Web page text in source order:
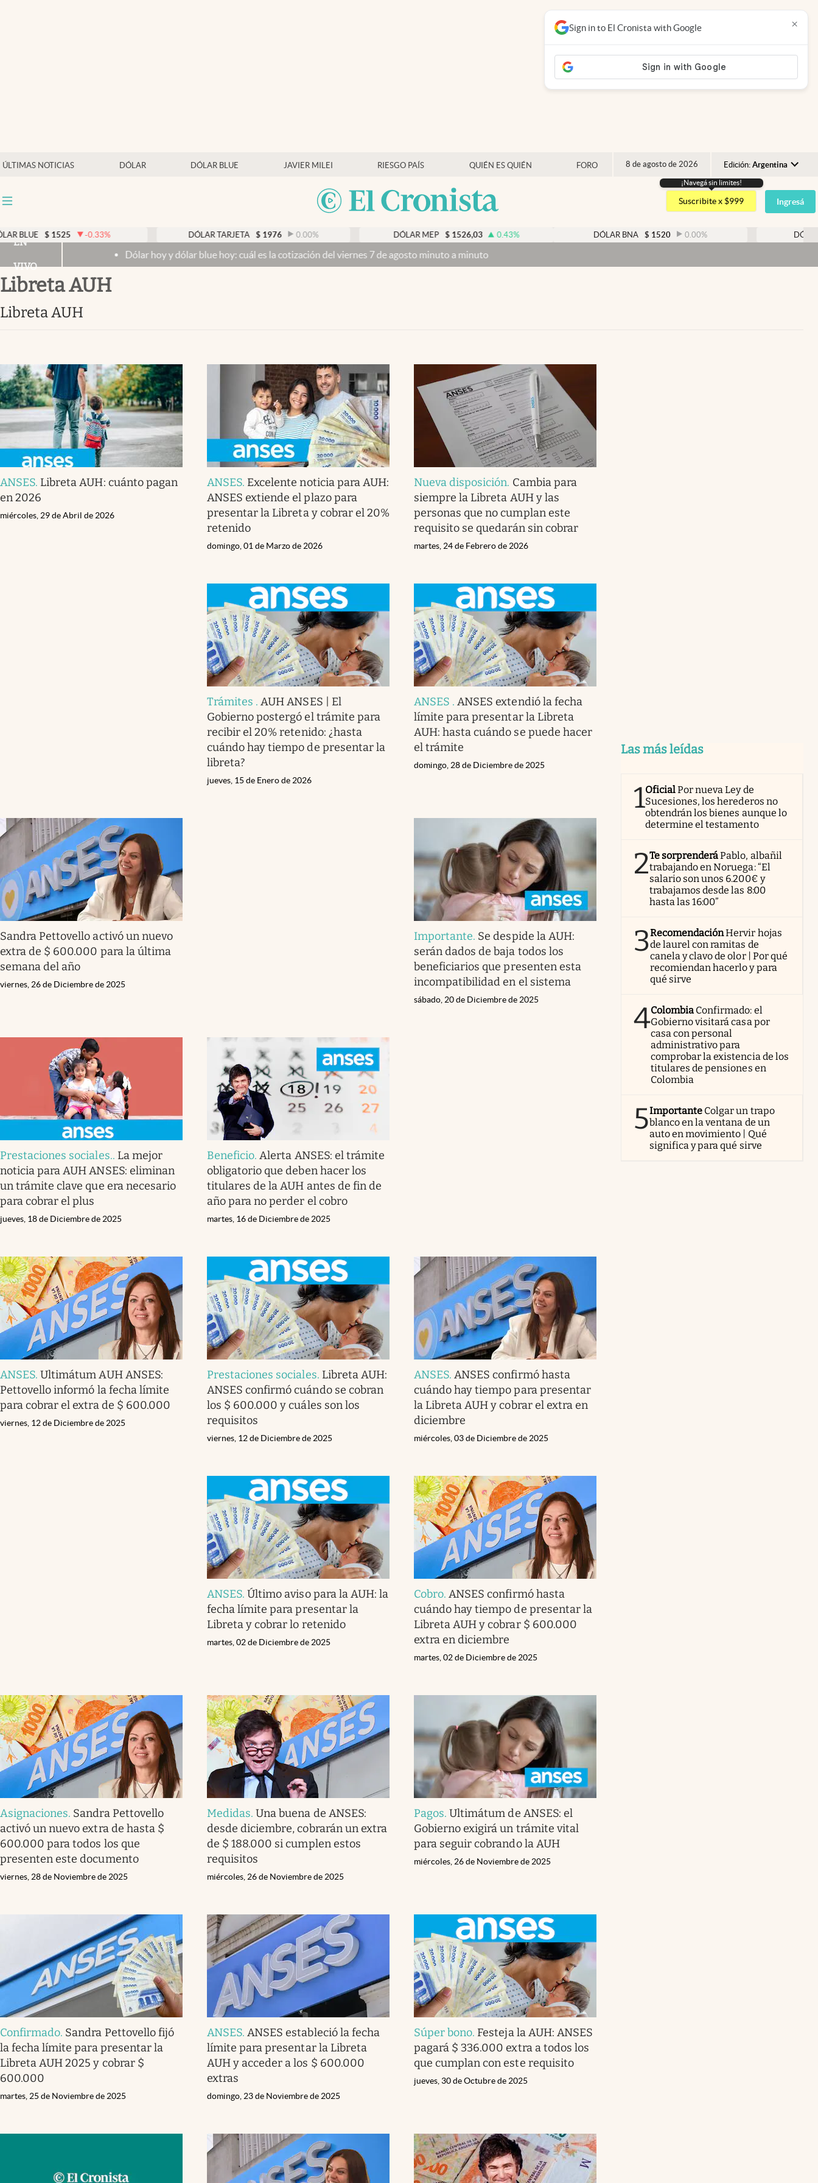
ÚLTIMAS NOTICIAS DÓLAR DÓLAR BLUE JAVIER MILEI RIESGO PAÍS QUIÉN ES QUIÉN FORO 8 de agosto de 2026 Edición: Argentina
Argentina
España
USA
Mercados Online
Otras secciones
Infotechnology
Eventos Corporativos
El Cronista Studio
abre en nueva pestaña
¡Navegá sin limites!
Suscribite x $999 Ingresá
$ 1525 -0.33% DÓLAR TARJETA $ 1976 0.00% DÓLAR MEP $ 1526,03 0.43% DÓLAR BNA $ 1520 0.00% DÓLAR BLUE
EN
VIVO
Dólar hoy y dólar blue hoy: cuál es la cotización del viernes 7 de agosto minuto a minuto
Sign in to El Cronista with Google ×
libreta AUH
libreta AUH
ANSES. Libreta AUH: cuánto pagan
en 2026
miércoles, 29 de Abril de 2026
ANSES. Excelente noticia para AUH:
ANSES extiende el plazo para
presentar la Libreta y cobrar el 20%
retenido
domingo, 01 de Marzo de 2026
Nueva disposición. Cambia para
siempre la Libreta AUH y las
personas que no cumplan este
requisito se quedarán sin cobrar
martes, 24 de Febrero de 2026
Trámites .AUH ANSES | El
Gobierno postergó el trámite para
recibir el 20% retenido: ¿hasta
cuándo hay tiempo de presentar la
libreta?
jueves, 15 de Enero de 2026
ANSES .ANSES extendió la fecha
límite para presentar la Libreta
AUH: hasta cuándo se puede hacer
el trámite
domingo, 28 de Diciembre de 2025
Sandra Pettovello activó un nuevo
extra de $ 600.000 para la última
semana del año
viernes, 26 de Diciembre de 2025
Importante. Se despide la AUH:
serán dados de baja todos los
beneficiarios que presenten esta
incompatibilidad en el sistema
sábado, 20 de Diciembre de 2025
Prestaciones sociales.. La mejor
noticia para AUH ANSES: eliminan
un trámite clave que era necesario
para cobrar el plus
jueves, 18 de Diciembre de 2025
Beneficio.Alerta ANSES: el trámite
obligatorio que deben hacer los
titulares de la AUH antes de fin de
año para no perder el cobro
martes, 16 de Diciembre de 2025
ANSES.Ultimátum AUH ANSES:
Pettovello informó la fecha límite
para cobrar el extra de $ 600.000
viernes, 12 de Diciembre de 2025
Prestaciones sociales. Libreta AUH:
ANSES confirmó cuándo se cobran
los $ 600.000 y cuáles son los
requisitos
viernes, 12 de Diciembre de 2025
ANSES.ANSES confirmó hasta
cuándo hay tiempo para presentar
la Libreta AUH y cobrar el extra en
diciembre
miércoles, 03 de Diciembre de 2025
ANSES.Último aviso para la AUH: la
fecha límite para presentar la
Libreta y cobrar lo retenido
martes, 02 de Diciembre de 2025
Cobro.ANSES confirmó hasta
cuándo hay tiempo de presentar la
Libreta AUH y cobrar $ 600.000
extra en diciembre
martes, 02 de Diciembre de 2025
Asignaciones. Sandra Pettovello
activó un nuevo extra de hasta $
600.000 para todos los que
presenten este documento
viernes, 28 de Noviembre de 2025
Medidas.Una buena de ANSES:
desde diciembre, cobrarán un extra
de $ 188.000 si cumplen estos
requisitos
miércoles, 26 de Noviembre de 2025
Pagos.Ultimátum de ANSES: el
Gobierno exigirá un trámite vital
para seguir cobrando la AUH
miércoles, 26 de Noviembre de 2025
Confirmado. Sandra Pettovello fijó
la fecha límite para presentar la
Libreta AUH 2025 y cobrar $
600.000
martes, 25 de Noviembre de 2025
ANSES.ANSES estableció la fecha
límite para presentar la Libreta
AUH y acceder a los $ 600.000
extras
domingo, 23 de Noviembre de 2025
Súper bono. Festeja la AUH: ANSES
pagará $ 336.000 extra a todos los
que cumplan con este requisito
jueves, 30 de Octubre de 2025
Las más leídas
1OficialPor nueva Ley de
Sucesiones, los herederos no
obtendrán los bienes aunque lo
determine el testamento
2Te sorprenderáPablo, albañil
trabajando en Noruega: “El
salario son unos 6.200€ y
trabajamos desde las 8:00
hasta las 16:00”
3RecomendaciónHervir hojas
de laurel con ramitas de
canela y clavo de olor | Por qué
recomiendan hacerlo y para
qué sirve
4Colombia Confirmado: el
Gobierno visitará casa por
casa con personal
administrativo para
comprobar la existencia de los
titulares de pensiones en
Colombia
5Importante Colgar un trapo
blanco en la ventana de un
auto en movimiento | Qué
significa y para qué sirve